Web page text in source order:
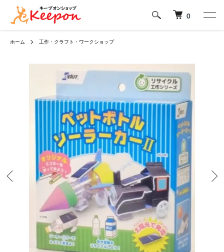
0
ホーム 工作・クラフト・ワークショップ